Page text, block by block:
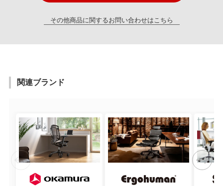
その他商品に関するお問い合わせはこちら
関連ブランド